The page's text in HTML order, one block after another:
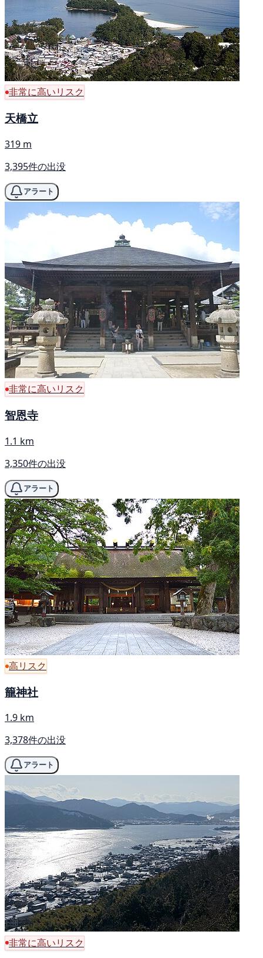
非常に高いリスク
天橋立
319 m
3,395件の出没
アラート
非常に高いリスク
智恩寺
1.1 km
3,350件の出没
アラート
高リスク
籠神社
1.9 km
3,378件の出没
アラート
非常に高いリスク